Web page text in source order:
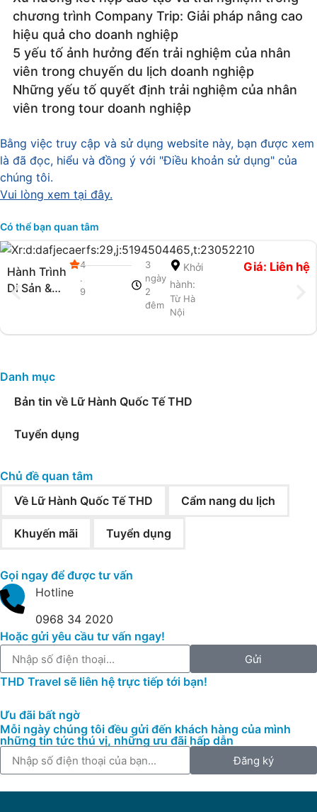
chương trình Company Trip: Giải pháp nâng cao
hiệu quả cho doanh nghiệp
5 yếu tố ảnh hưởng đến trải nghiệm của nhân
viên trong chuyến du lịch doanh nghiệp
Những yếu tố quyết định trải nghiệm của nhân
viên trong tour doanh nghiệp
Bằng việc truy cập và sử dụng website này, bạn được xem
là đã đọc, hiểu và đồng ý với "Điều khoản sử dụng" của
chúng tôi.
Vui lòng xem tại đây.
Có thể bạn quan tâm
Hành Trình
Di Sản &
Sao Hạ
4
.
9
3
ngày
2
đêm
Khởi
hành:
Từ Hà
Nội
Giá: Liên hệ
Danh mục
Bản tin về Lữ Hành Quốc Tế THD
Tuyển dụng
Chủ đề quan tâm
Về Lữ Hành Quốc Tế THD
Cẩm nang du lịch
Khuyến mãi Tuyển dụng
Gọi ngay để được tư vấn
Hotline
0968 34 2020
Hoặc gửi yêu cầu tư vấn ngay!
Gửi
THD Travel sẽ liên hệ trực tiếp tới bạn!
Ưu đãi bất ngờ
Mỗi ngày chúng tôi đều gửi đến khách hàng của mình
những tin tức thú vị, những ưu đãi hấp dẫn
Đăng ký